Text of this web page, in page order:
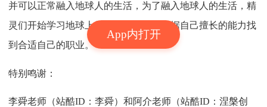
App内打开
并可以正常融入地球人的生活，为了融入地球人的生活，精
灵们开始学习地球上的生存法则，并根据自己擅长的能力找
到合适自己的职业。
特别鸣谢：
李舜老师（站酷ID：李舜）和阿介老师（站酷ID：涅槃创